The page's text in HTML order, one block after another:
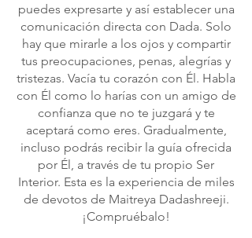
puedes expresarte y así establecer una
comunicación directa con Dada. Solo
hay que mirarle a los ojos y compartir
tus preocupaciones, penas, alegrías y
tristezas. Vacía tu corazón con Él. Habla
con Él como lo harías con un amigo de
confianza que no te juzgará y te
aceptará como eres. Gradualmente,
incluso podrás recibir la guía ofrecida
por Él, a través de tu propio Ser
Interior. Esta es la experiencia de miles
de devotos de Maitreya Dadashreeji.
¡Compruébalo!